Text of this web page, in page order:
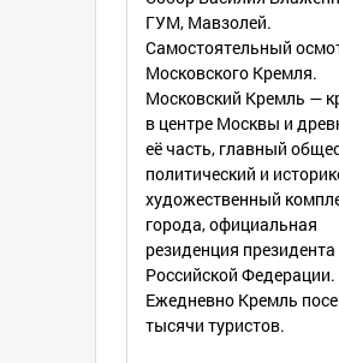
ГУМ, Мавзолей.
Самостоятельный
Московского Кремля.
Московский Кремль —
в центре Москвы и
её часть, главный
политический и
художественный
города, официальная
резиденция президента
Российской Федерации.
Ежедневно Кремль
тысячи туристов.